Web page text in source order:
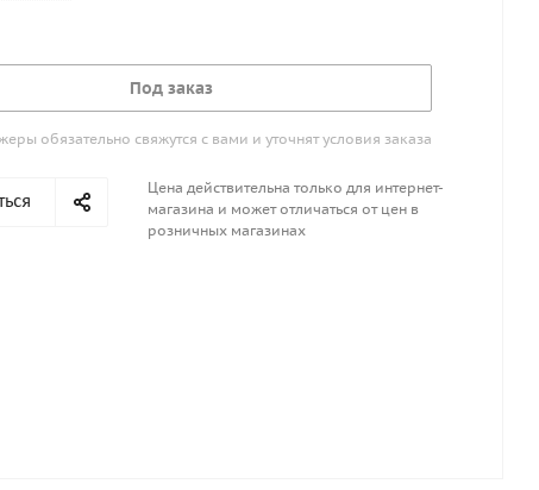
Под заказ
обязательно свяжутся с вами и уточнят условия заказа
Цена действительна только для интернет-
магазина и может отличаться от цен в
розничных магазинах